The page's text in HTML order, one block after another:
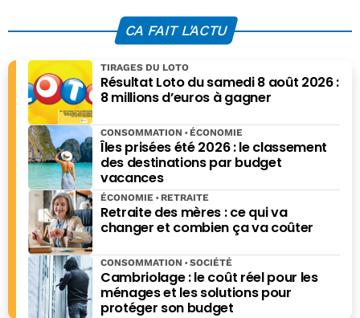
CA FAIT L'ACTU
Résultat Loto du samedi 8 août 2026 :
8 millions d’euros à gagner
TIRAGES DU LOTO
Îles prisées été 2026 : le classement
des destinations par budget
vacances
CONSOMMATION ÉCONOMIE
Retraite des mères : ce qui va
changer et combien ça va coûter
ÉCONOMIE RETRAITE
Cambriolage : le coût réel pour les
ménages et les solutions pour
protéger son budget
CONSOMMATION SOCIÉTÉ